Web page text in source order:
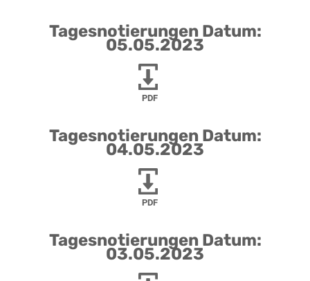
Tagesnotierungen Datum:
05.05.2023
PDF
Tagesnotierungen Datum:
04.05.2023
PDF
Tagesnotierungen Datum:
03.05.2023